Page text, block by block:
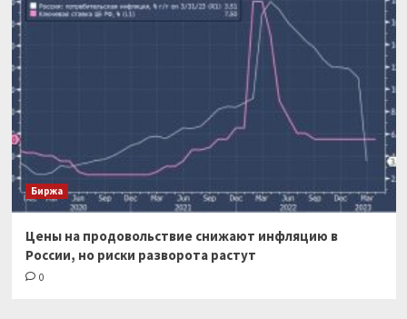
Биржа
Цены на продовольствие снижают инфляцию в
России, но риски разворота растут
0